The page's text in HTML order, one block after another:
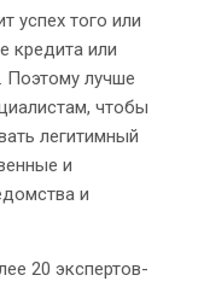
успех того или
кредита или
Поэтому лучше
чтобы
легитимный
и
и
20 экспертов-